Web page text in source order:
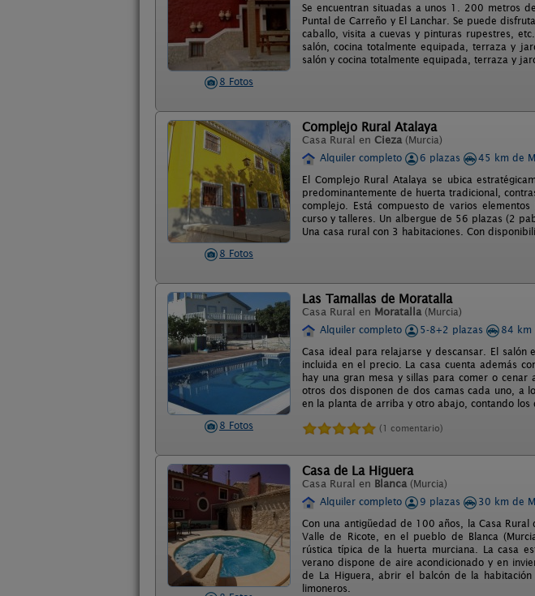
8 Fotos
Se encuentran situadas a unos 1. 200 metros
Puntal de Carreño y El Lanchar. Se puede
caballo, visita a cuevas y pinturas rupestres,
salón, cocina totalmente equipada, terraza y
salón y cocina totalmente equipada, terraza y
8 Fotos
Complejo Rural Atalaya
Casa Rural en Cieza (Murcia)
Alquiler completo
6 plazas
45 km de
El Complejo Rural Atalaya se ubica
predominantemente de huerta tradicional,
complejo. Está compuesto de varios
curso y talleres. Un albergue de 56 plazas (2
Una casa rural con 3 habitaciones. Con
8 Fotos
Las Tamallas de Moratalla
Casa Rural en Moratalla (Murcia)
Alquiler completo
5-8+2 plazas
84 km
Casa ideal para relajarse y descansar. El
incluida en el precio. La casa cuenta además
hay una gran mesa y sillas para comer o
otros dos disponen de dos camas cada uno, a
en la planta de arriba y otro abajo, contando los
(1 comentario)
Casa de La Higuera
Casa Rural en Blanca (Murcia)
Alquiler completo
9 plazas
30 km de
Con una antigüedad de 100 años, la Casa
Valle de Ricote, en el pueblo de Blanca
rústica típica de la huerta murciana. La casa
verano dispone de aire acondicionado y en
de La Higuera, abrir el balcón de la
limoneros.